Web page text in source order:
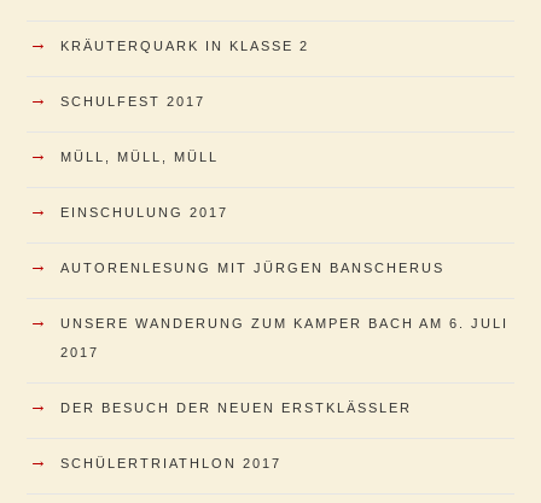
→ KRÄUTERQUARK IN KLASSE 2
→ SCHULFEST 2017
→ MÜLL, MÜLL, MÜLL
→ EINSCHULUNG 2017
→ AUTORENLESUNG MIT JÜRGEN BANSCHERUS
→
UNSERE WANDERUNG ZUM KAMPER BACH AM 6. JULI
2017
→ DER BESUCH DER NEUEN ERSTKLÄSSLER
→ SCHÜLERTRIATHLON 2017